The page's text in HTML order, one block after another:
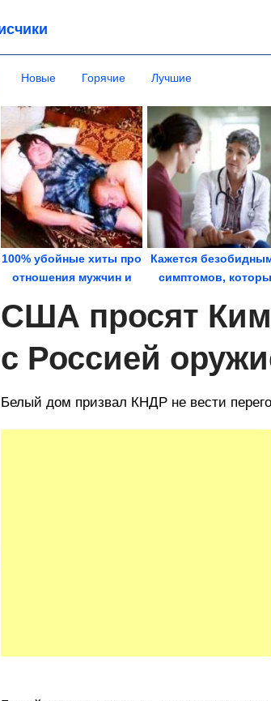
Новые Горячие Лучшие
100% убойные хиты про
отношения мужчин и
Кажется
симптомов,
США просят
с Россией
Белый дом призвал КНДР не вести